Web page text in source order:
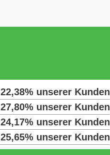
22,38% unserer Kunden
27,80% unserer Kunden
24,17% unserer Kunden
25,65% unserer Kunden